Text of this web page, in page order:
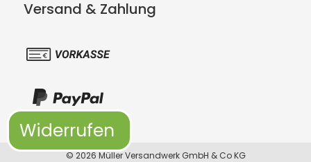
Versand & Zahlung
© 2026 Müller Versandwerk GmbH & Co KG
Widerrufen